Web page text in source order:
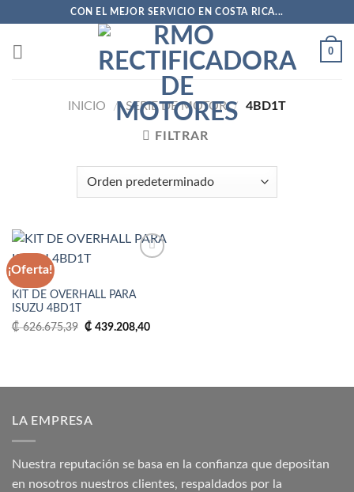
contenido
CON EL MEJOR SERVICIO EN COSTA RICA...
0
INICIO / SERIE DE MOTOR / 4BD1T
FILTRAR
¡Oferta!
Añadir
de
4BD1T
KIT DE OVERHALL PARA
ISUZU 4BD1T
₡626.675,39 El
precio
₡ 439.208,40El
precio
LA EMPRESA
Nuestra reputación se basa en la confianza que depositan
en nosotros nuestros clientes, respaldados por la